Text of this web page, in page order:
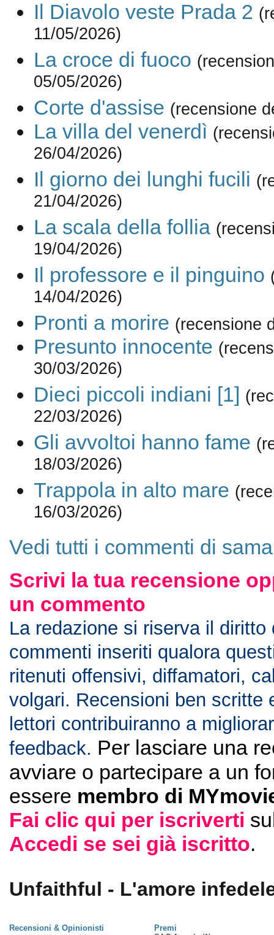
Il Diavolo veste Prada 2
11/05/2026)
La croce di fuoco
05/05/2026)
Corte d'assise (recensione
La villa del venerdì
26/04/2026)
Il giorno dei lunghi fucili
21/04/2026)
La scala della follia
19/04/2026)
Il professore e il pinguino
14/04/2026)
Pronti a morire (recensione
Presunto innocente
30/03/2026)
Dieci piccoli indiani [1]
22/03/2026)
Gli avvoltoi hanno fame
18/03/2026)
Trappola in alto mare
16/03/2026)
Vedi tutti i commenti di
Scrivi la tua recensione
un commento
La redazione si riserva il diritto
commenti inseriti qualora
ritenuti offensivi, diffamatori,
volgari. Recensioni ben scritte
lettori contribuiranno a
feedback. Per lasciare una
avviare o partecipare a un
essere membro di
Fai clic qui per iscriverti
Accedi se sei già iscritto.
Unfaithful - L'amore
Recensioni & Opinionisti
Premi